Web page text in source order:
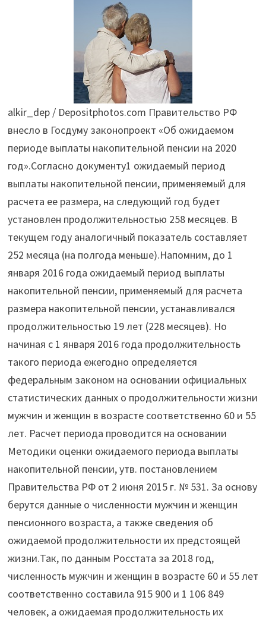
alkir_dep / Depositphotos.com Правительство РФ
внесло в Госдуму законопроект «Об ожидаемом
периоде выплаты накопительной пенсии на 2020
год».Согласно документу1 ожидаемый период
выплаты накопительной пенсии, применяемый для
расчета ее размера, на следующий год будет
установлен продолжительностью 258 месяцев. В
текущем году аналогичный показатель составляет
252 месяца (на полгода меньше).Напомним, до 1
января 2016 года ожидаемый период выплаты
накопительной пенсии, применяемый для расчета
размера накопительной пенсии, устанавливался
продолжительностью 19 лет (228 месяцев). Но
начиная с 1 января 2016 года продолжительность
такого периода ежегодно определяется
федеральным законом на основании официальных
статистических данных о продолжительности жизни
мужчин и женщин в возрасте соответственно 60 и 55
лет. Расчет периода проводится на основании
Методики оценки ожидаемого периода выплаты
накопительной пенсии, утв. постановлением
Правительства РФ от 2 июня 2015 г. № 531. За основу
берутся данные о численности мужчин и женщин
пенсионного возраста, а также сведения об
ожидаемой продолжительности их предстоящей
жизни.Так, по данным Росстата за 2018 год,
численность мужчин и женщин в возрасте 60 и 55 лет
соответственно составила 915 900 и 1 106 849
человек, а ожидаемая продолжительность их